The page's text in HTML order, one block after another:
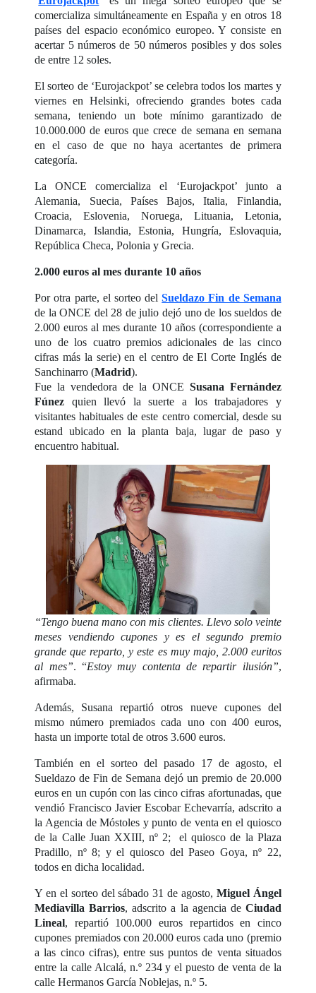
comercializa simultáneamente en España y en otros 18
países del espacio económico europeo. Y consiste en
acertar 5 números de 50 números posibles y dos soles
de entre 12 soles.
El sorteo de ‘Eurojackpot’ se celebra todos los martes y
viernes en Helsinki, ofreciendo grandes botes cada
semana, teniendo un bote mínimo garantizado de
10.000.000 de euros que crece de semana en semana
en el caso de que no haya acertantes de primera
categoría.
La ONCE comercializa el ‘Eurojackpot’ junto a
Alemania, Suecia, Países Bajos, Italia, Finlandia,
Croacia, Eslovenia, Noruega, Lituania, Letonia,
Dinamarca, Islandia, Estonia, Hungría, Eslovaquia,
República Checa, Polonia y Grecia.
2.000 euros al mes durante 10 años
Por otra parte, el sorteo delSueldazo Fin de Semana
de la ONCE del 28 de julio dejó uno de los sueldos de
2.000 euros al mes durante 10 años (correspondiente a
uno de los cuatro premios adicionales de las cinco
cifras más la serie) en el centro de El Corte Inglés de
Sanchinarro (Madrid).
Fue la vendedora de la ONCE Susana Fernández
Fúnez quien llevó la suerte a los trabajadores y
visitantes habituales de este centro comercial, desde su
estand ubicado en la planta baja, lugar de paso y
encuentro habitual.
“Tengo buena mano con mis clientes. Llevo solo veinte
meses vendiendo cupones y es el segundo premio
grande que reparto, y este es muy majo, 2.000 euritos
al mes”. “Estoy muy contenta de repartir ilusión”,
afirmaba.
Además, Susana repartió otros nueve cupones del
mismo número premiados cada uno con 400 euros,
hasta un importe total de otros 3.600 euros.
También en el sorteo del pasado 17 de agosto, el
Sueldazo de Fin de Semana dejó un premio de 20.000
euros en un cupón con las cinco cifras afortunadas, que
vendió Francisco Javier Escobar Echevarría, adscrito a
la Agencia de Móstoles y punto de venta en el quiosco
de la Calle Juan XXIII, nº 2; el quiosco de la Plaza
Pradillo, nº 8; y el quiosco del Paseo Goya, nº 22,
todos en dicha localidad.
Y en el sorteo del sábado 31 de agosto, Miguel Ángel
Mediavilla Barrios, adscrito a la agencia de Ciudad
Lineal, repartió 100.000 euros repartidos en cinco
cupones premiados con 20.000 euros cada uno (premio
a las cinco cifras), entre sus puntos de venta situados
entre la calle Alcalá, n.º 234 y el puesto de venta de la
calle Hermanos García Noblejas, n.º 5.